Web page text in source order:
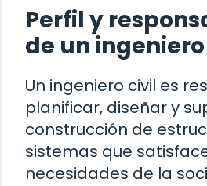
Perfil y
de un
Un ingeniero civil es
planificar, diseñar y
construcción de
sistemas que
necesidades de la